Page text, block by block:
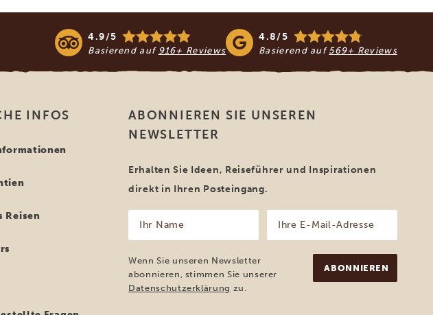
4.9/5
Basierend auf 916+ Reviews
4.8/5
Basierend auf 569+ Reviews
INFOS
Reisen
ABONNIEREN SIE UNSEREN
NEWSLETTER
Erhalten Sie Ideen, Reiseführer und Inspirationen
direkt in Ihren Posteingang.
Name
(erforderlich)
Mail-
(erforderlich)
Wenn Sie unseren Newsletter
abonnieren, stimmen Sie unserer
Datenschutzerklärung zu.